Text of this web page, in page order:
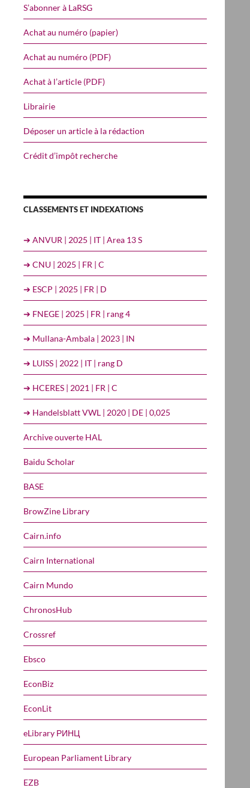
S’abonner à LaRSG
Achat au numéro (papier)
Achat au numéro (PDF)
Achat à l’article (PDF)
Librairie
Déposer un article à la rédaction
Crédit d’impôt recherche
CLASSEMENTS ET INDEXATIONS
➔ ANVUR | 2025 | IT | Area 13 S
➔ CNU | 2025 | FR | C
➔ ESCP | 2025 | FR | D
➔ FNEGE | 2025 | FR | rang 4
➔ Mullana-Ambala | 2023 | IN
➔ LUISS | 2022 | IT | rang D
➔ HCERES | 2021 | FR | C
➔ Handelsblatt VWL | 2020 | DE | 0,025
Archive ouverte HAL
Baidu Scholar
BASE
BrowZine Library
Cairn.info
Cairn International
Cairn Mundo
ChronosHub
Crossref
Ebsco
EconBiz
EconLit
eLibrary РИНЦ
European Parliament Library
EZB